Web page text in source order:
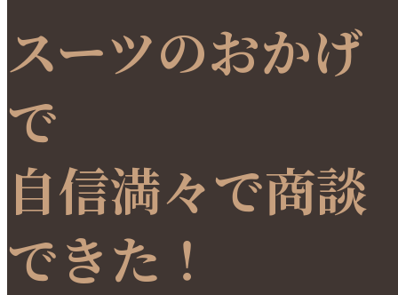
スーツのおかげ
で
自信満々で商談
できた！